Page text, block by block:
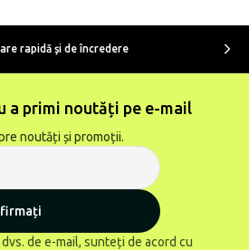
rapidă şi de încredere
a primi noutăți pe e-mail
noutăți și promoții.
de e-mail, sunteți de acord cu